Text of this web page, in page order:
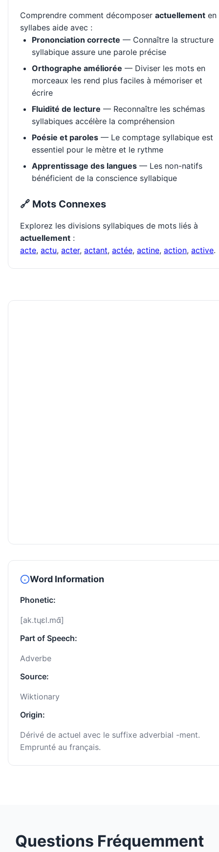
Comprendre comment décomposer actuellement en
syllabes aide avec :
Prononciation correcte — Connaître la structure
syllabique assure une parole précise
Orthographe améliorée — Diviser les mots en
morceaux les rend plus faciles à mémoriser et
écrire
Fluidité de lecture — Reconnaître les schémas
syllabiques accélère la compréhension
Poésie et paroles — Le comptage syllabique est
essentiel pour le mètre et le rythme
Apprentissage des langues — Les non-natifs
bénéficient de la conscience syllabique
🔗 Mots Connexes
Explorez les divisions syllabiques de mots liés à
actuellement :
acte, actu, acter, actant, actée, actine, action, active.
Word Information
Phonetic:
[ak.tɥɛl.mɑ̃]
Part of Speech:
Adverbe
Source:
Wiktionary
Origin:
Dérivé de actuel avec le suffixe adverbial -ment.
Emprunté au français.
Questions Fréquemment